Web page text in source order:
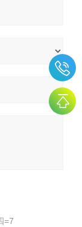
=7